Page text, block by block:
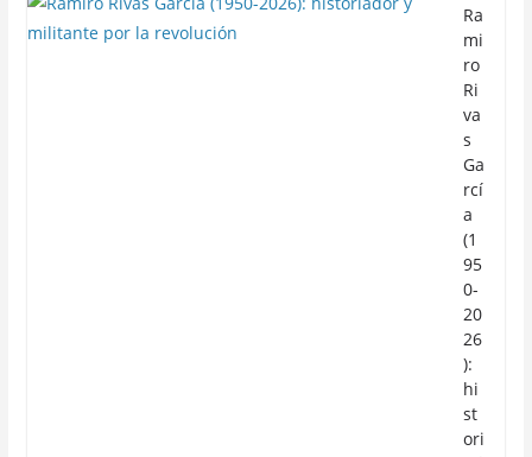
Ra
mi
ro
Ri
va
s
Ga
rcí
a
(1
95
0-
20
26
):
hi
st
ori